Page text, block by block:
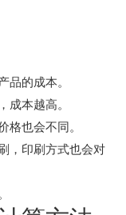
品的成本。
成本越高。
格也会不同。
，印刷方式也会对